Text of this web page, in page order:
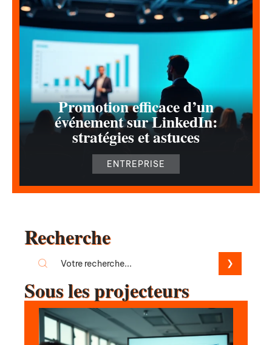
Promotion efficace d’un
événement sur LinkedIn:
stratégies et astuces
ENTREPRISE
Recherche
Sous les projecteurs